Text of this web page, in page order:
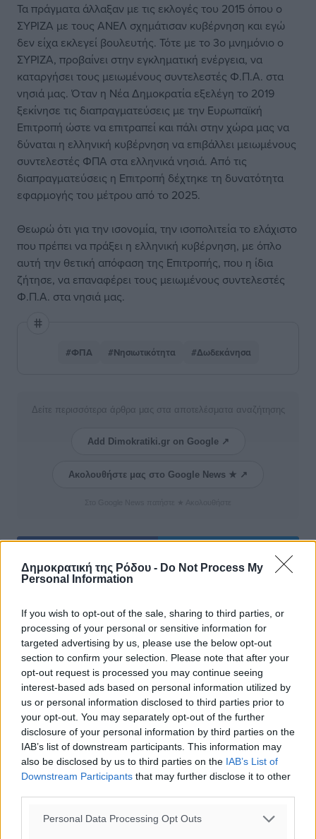
Δημοκρατική της Ρόδου - Do Not Process My
Personal Information
If you wish to opt-out of the sale, sharing to third parties, or
processing of your personal or sensitive information for
targeted advertising by us, please use the below opt-out
section to confirm your selection. Please note that after your
opt-out request is processed you may continue seeing
interest-based ads based on personal information utilized by
us or personal information disclosed to third parties prior to
your opt-out. You may separately opt-out of the further
disclosure of your personal information by third parties on the
IAB’s list of downstream participants. This information may
also be disclosed by us to third parties on the IAB’s List of
Downstream Participants that may further disclose it to other
Personal Data Processing Opt Outs
Τα πράγματα άλλαξαν με τις εκλογές του 2015 όπου ο
ΣΥΡΙΖΑ με τους ΑΝΕΛ σχημάτισαν κυβέρνηση και εγώ
δεν είχα εκλεγεί βουλευτής. Τότε με το 3ο μνημόνιο ο
ΣΥΡΙΖΑ, προβαίνει στην εγκληματική ενέργεια, να
καταργήσει τους μειωμένους συντελεστές Φ.Π.Α. στα
νησιά μας. Όταν η Νέα Δημοκρατία εξελέγη το 2019
ξεκίνησε τις διαπραγματεύσεις με την Ευρωπαϊκή
Επιτροπή ώστε να επιτραπεί και πάλι στην χώρα μας να
δύναται η ελληνική κυβέρνηση να επιβάλλει μειωμένους
συντελεστές ΦΠΑ στα ελληνικά νησιά. Από τις
διαπραγματεύσεις η Επιτροπή δέχτηκε τη δυνατότητα
εφαρμογής του μέτρου από το 2025.
Θεωρώ ότι για την ισονομία, την ισοπολιτεία το ελάχιστο
που πρέπει να πράξει η ελληνική κυβέρνηση, με όπλο
αυτή την θετική απόφαση της Επιτροπής, που η ίδια
ζήτησε, να επαναφέρει τους μειωμένους συντελεστές
Φ.Π.Α. στα νησιά μας.
#ΦΠΑ #Νησιωτικότητα #Δωδεκάνησα
Δείτε περισσότερα άρθρα μας στα αποτελέσματα αναζήτησης
Add Dimokratiki.gr on Google ↗
Ακολουθήστε μας στο Google News ★ ↗
0
ΣΧΕΤΙΚΆ
συντελεστών ΦΠΑ στα νησιά